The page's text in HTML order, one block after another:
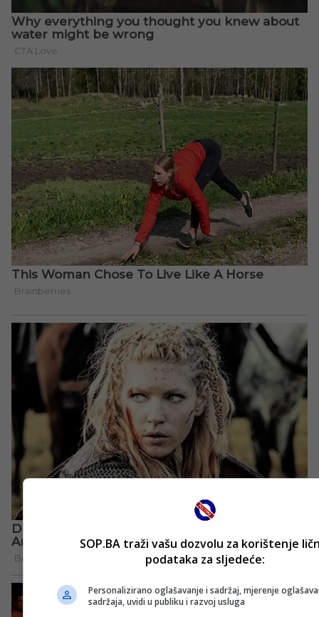
SOP.BA traži vašu dozvolu za korištenje
podataka za sljedeće:
Personalizirano oglašavanje i sadržaj, mjerenje
sadržaja, uvidi u publiku i razvoj usluga